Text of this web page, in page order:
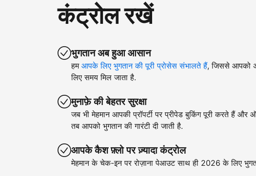
कंट्रोल रखें
भुगतान अब हुआ आसान
हम आपके लिए भुगतान की पूरी प्रोसेस संभालते हैं, जिससे आपको
लिए समय मिल जाता है.
मुनाफ़े की बेहतर सुरक्षा
जब भी मेहमान आपकी प्रॉपर्टी पर प्रीपेड बुकिंग पूरी करते हैं और
तब आपको भुगतान की गारंटी दी जाती है.
आपके कैश फ़्लो पर ज़्यादा कंट्रोल
मेहमान के चेक-इन पर रोज़ाना पेआउट साथ ही 2026 के लिए